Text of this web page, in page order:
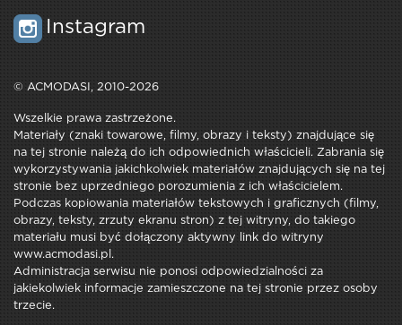
Instagram
© ACMODASI, 2010-2026
Wszelkie prawa zastrzeżone.
Materiały (znaki towarowe, filmy, obrazy i teksty) znajdujące się
na tej stronie należą do ich odpowiednich właścicieli. Zabrania się
wykorzystywania jakichkolwiek materiałów znajdujących się na tej
stronie bez uprzedniego porozumienia z ich właścicielem.
Podczas kopiowania materiałów tekstowych i graficznych (filmy,
obrazy, teksty, zrzuty ekranu stron) z tej witryny, do takiego
materiału musi być dołączony aktywny link do witryny
www.acmodasi.pl.
Administracja serwisu nie ponosi odpowiedzialności za
jakiekolwiek informacje zamieszczone na tej stronie przez osoby
trzecie.